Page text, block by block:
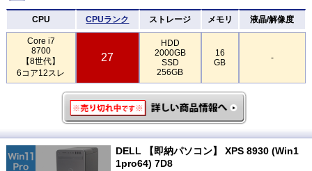
CPU CPUランク ストレージ メモリ 液晶/解像度
Core i7
8700
【8世代】
6コア12スレ
27
HDD
2000GB
SSD
256GB
16
GB
-
DELL 【即納パソコン】 XPS 8930 (Win1
1pro64) 7D8